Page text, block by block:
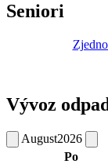
Seniori
Vývoz
August2026
Po